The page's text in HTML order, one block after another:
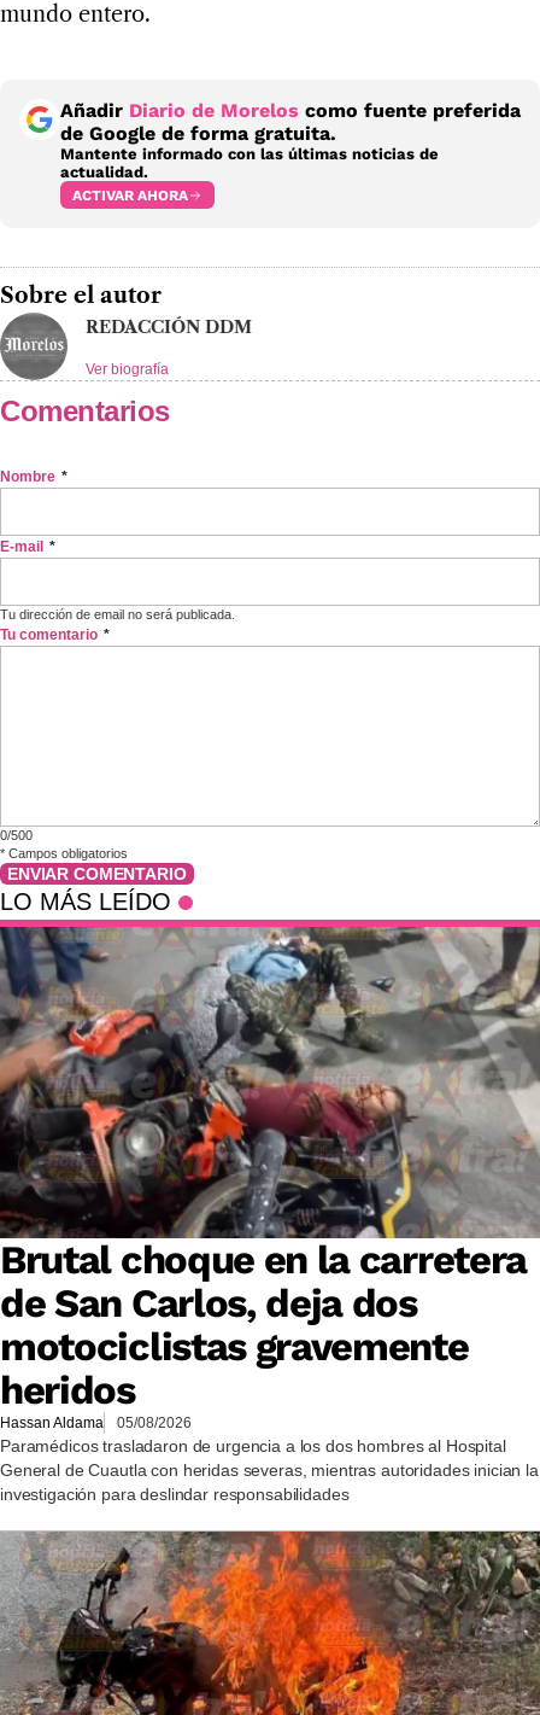
mundo entero.
Añadir Diario de Morelos como fuente preferida
de Google de forma gratuita.
Mantente informado con las últimas noticias de
actualidad.
ACTIVAR AHORA
Sobre el autor
REDACCIÓN DDM
Ver biografía
Comentarios
Nombre *
E-mail *
Tu dirección de email no será publicada.
Tu comentario *
0/500
* Campos obligatorios
ENVIAR COMENTARIO
LO MÁS LEÍDO
Brutal choque en la carretera
de San Carlos, deja dos
motociclistas gravemente
heridos
Hassan Aldama 05/08/2026
Paramédicos trasladaron de urgencia a los dos hombres al Hospital
General de Cuautla con heridas severas, mientras autoridades inician la
investigación para deslindar responsabilidades